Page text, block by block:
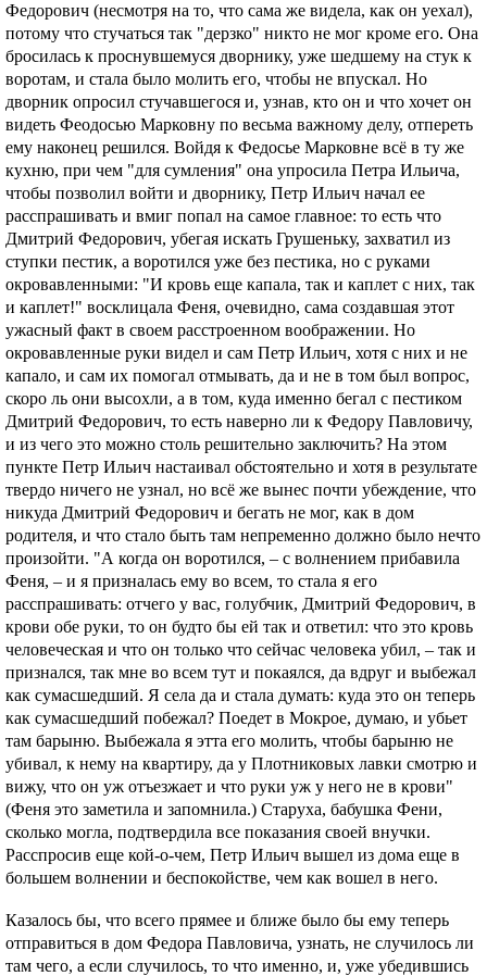
Федорович (несмотря на то, что сама же видела, как он уехал),
потому что стучаться так "дерзко" никто не мог кроме его. Она
бросилась к проснувшемуся дворнику, уже шедшему на стук к
воротам, и стала было молить его, чтобы не впускал. Но
дворник опросил стучавшегося и, узнав, кто он и что хочет он
видеть Феодосью Марковну по весьма важному делу, отпереть
ему наконец решился. Войдя к Федосье Марковне всё в ту же
кухню, при чем "для сумления" она упросила Петра Ильича,
чтобы позволил войти и дворнику, Петр Ильич начал ее
расспрашивать и вмиг попал на самое главное: то есть что
Дмитрий Федорович, убегая искать Грушеньку, захватил из
ступки пестик, а воротился уже без пестика, но с руками
окровавленными: "И кровь еще капала, так и каплет с них, так
и каплет!" восклицала Феня, очевидно, сама создавшая этот
ужасный факт в своем расстроенном воображении. Но
окровавленные руки видел и сам Петр Ильич, хотя с них и не
капало, и сам их помогал отмывать, да и не в том был вопрос,
скоро ль они высохли, а в том, куда именно бегал с пестиком
Дмитрий Федорович, то есть наверно ли к Федору Павловичу,
и из чего это можно столь решительно заключить? На этом
пункте Петр Ильич настаивал обстоятельно и хотя в результате
твердо ничего не узнал, но всё же вынес почти убеждение, что
никуда Дмитрий Федорович и бегать не мог, как в дом
родителя, и что стало быть там непременно должно было нечто
произойти. "А когда он воротился, – с волнением прибавила
Феня, – и я призналась ему во всем, то стала я его
расспрашивать: отчего у вас, голубчик, Дмитрий Федорович, в
крови обе руки, то он будто бы ей так и ответил: что это кровь
человеческая и что он только что сейчас человека убил, – так и
признался, так мне во всем тут и покаялся, да вдруг и выбежал
как сумасшедший. Я села да и стала думать: куда это он теперь
как сумасшедший побежал? Поедет в Мокрое, думаю, и убьет
там барыню. Выбежала я этта его молить, чтобы барыню не
убивал, к нему на квартиру, да у Плотниковых лавки смотрю и
вижу, что он уж отъезжает и что руки уж у него не в крови"
(Феня это заметила и запомнила.) Старуха, бабушка Фени,
сколько могла, подтвердила все показания своей внучки.
Расспросив еще кой-о-чем, Петр Ильич вышел из дома еще в
большем волнении и беспокойстве, чем как вошел в него.
Казалось бы, что всего прямее и ближе было бы ему теперь
отправиться в дом Федора Павловича, узнать, не случилось ли
там чего, а если случилось, то что именно, и, уже убедившись